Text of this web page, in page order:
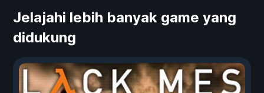
Jelajahi lebih banyak game yang
didukung